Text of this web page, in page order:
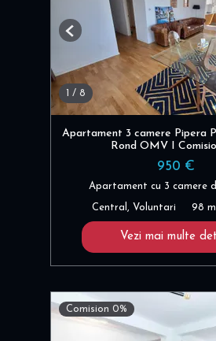
/ 8
Previous
Apartament 3 camere Pipera
Rond OMV I
950 €
Apartament cu 3 camere
Central, Voluntari 98
Vezi mai multe
Comision 0%